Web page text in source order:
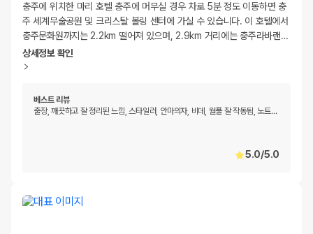
충주에 위치한 마리 호텔 충주에 머무실 경우 차로 5분 정도 이동하면 충
주 세계무술공원 및 크리스탈 볼링 센터에 가실 수 있습니다. 이 호텔에서
충주문화원까지는 2.2km 떨어져 있으며, 2.9km 거리에는 충주라바랜…
상세정보 확인
베스트 리뷰
출장, 깨끗하고 잘 정리된 느낌, 스타일러, 안마의자, 비데, 월풀 잘 작동됨, 노트…
5.0/5.0